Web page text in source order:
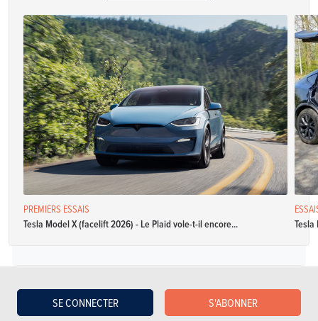
SE CONNECTER S'ABONNER
PREMIERS ESSAIS
Tesla Model X (facelift 2026) - Le Plaid vole-t-il encore...
Électrique